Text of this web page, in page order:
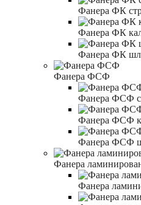
Фанера ФК
Фанера ФК
Фанера ФК
Фанера ФСФ
Фанера ФСФ
Фанера ФСФ
Фанера ФСФ
Фанера
Фанера